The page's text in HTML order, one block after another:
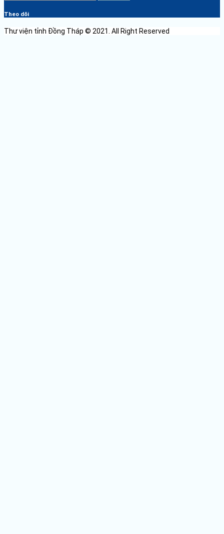
Theo dõi
Thư viện tỉnh Đồng Tháp © 2021. All Right Reserved